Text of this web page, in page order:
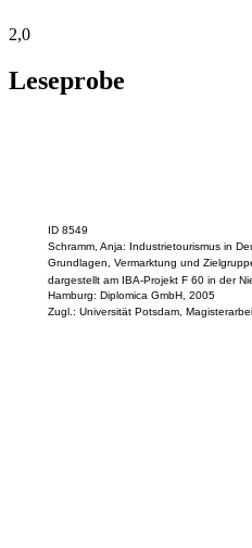
2,0
Leseprobe
ID 8549
Schramm, Anja: Industrietourismus in
Grundlagen, Vermarktung und
dargestellt am IBA-Projekt F 60 in der
Hamburg: Diplomica GmbH, 2005
Zugl.: Universität Potsdam,